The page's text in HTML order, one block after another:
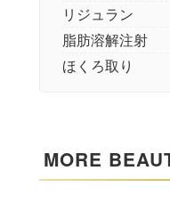
リジュラン
脂肪溶解注射
ほくろ取り
MORE